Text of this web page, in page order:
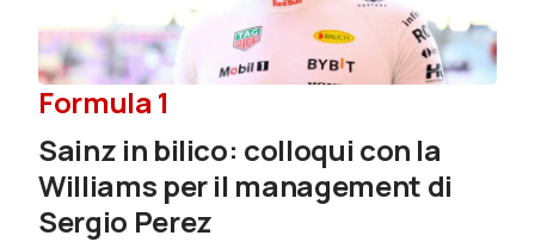
Formula 1
Sainz in bilico: colloqui con la
Williams per il management di
Sergio Perez